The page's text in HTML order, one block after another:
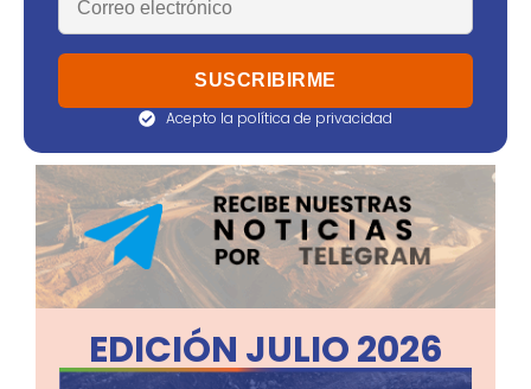
Acepto la política de privacidad
EDICIÓN JULIO 2026